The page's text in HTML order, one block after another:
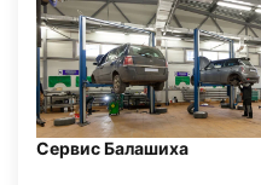
Сервис Балашиха